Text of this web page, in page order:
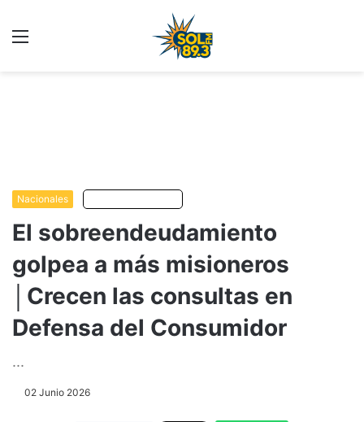
Nacionales
El sobreendeudamiento
golpea a más misioneros
│Crecen las consultas en
Defensa del Consumidor
...
02 Junio 2026